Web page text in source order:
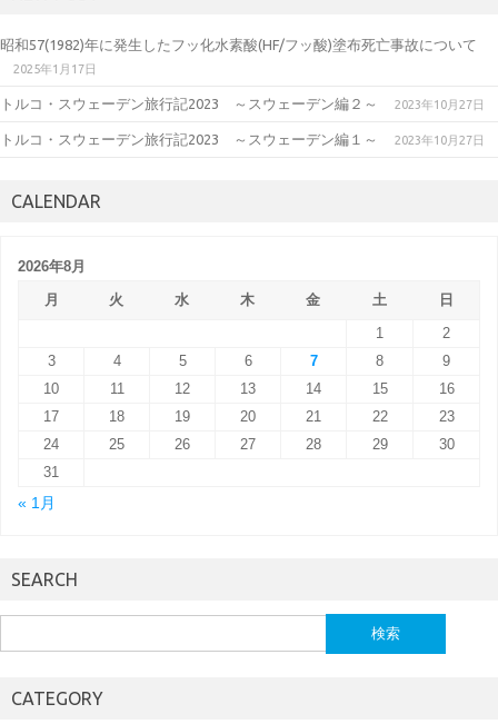
昭和57(1982)年に発生したフッ化水素酸(HF/フッ酸)塗布死亡事故について
2025年1月17日
トルコ・スウェーデン旅行記2023 ～スウェーデン編２～ 2023年10月27日
トルコ・スウェーデン旅行記2023 ～スウェーデン編１～ 2023年10月27日
CALENDAR
2026年8月
月
火 水 木 金 土
日
1
2
3
4 5 6 7 8
9
10
11 12 13 14 15
16
17
18 19 20 21 22
23
24
25 26 27 28 29
30
31
« 1月
SEARCH
索:
CATEGORY